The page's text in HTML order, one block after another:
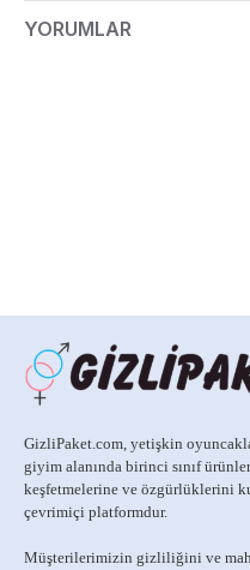
YORUMLAR
GizliPaket.com, yetişkin
giyim alanında birinci sınıf
keşfetmelerine ve özgürlüklerini
çevrimiçi platformdur.
Müşterilerimizin gizliliğini ve